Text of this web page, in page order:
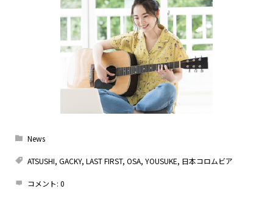
News
ATSUSHI, GACKY, LAST FIRST, OSA, YOUSUKE, 日本コロムビア
コメント: 0